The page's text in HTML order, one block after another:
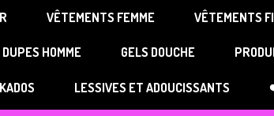
Au p'tit bonheur
VÊTEMENTS FEMME VÊTEMENTS
HOMME GELS DOUCHE
LESSIVES ET ADOUCISSANTS